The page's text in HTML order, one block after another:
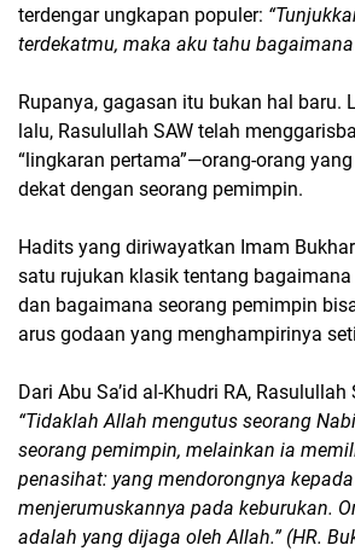
terdengar ungkapan populer: “
terdekatmu, maka aku tahu
Rupanya, gagasan itu bukan hal baru.
lalu, Rasulullah SAW telah
“lingkaran pertama”—orang-orang
dekat dengan seorang pemimpin.
Hadits yang diriwayatkan Imam
satu rujukan klasik tentang bagaimana
dan bagaimana seorang pemimpin
arus godaan yang menghampirinya
Dari Abu Sa’id al-Khudri RA, Rasulullah
“Tidaklah Allah mengutus seorang
seorang pemimpin, melainkan ia
penasihat: yang mendorongnya
menjerumuskannya pada keburukan.
adalah yang dijaga oleh Allah.” (HR.